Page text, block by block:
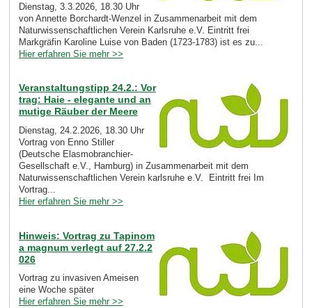
Dienstag, 3.3.2026, 18.30 Uhr
von Annette Borchardt-Wenzel in Zusammenarbeit mit dem
Naturwissenschaftlichen Verein Karlsruhe e.V. Eintritt frei
Markgräfin Karoline Luise von Baden (1723-1783) ist es zu...
Hier erfahren Sie mehr >>
Veranstaltungstipp 24.2.: Vor
trag: Haie - elegante und an
mutige Räuber der Meere
Dienstag, 24.2.2026, 18.30 Uhr
Vortrag von Enno Stiller
(Deutsche Elasmobranchier-
Gesellschaft e.V., Hamburg) in Zusammenarbeit mit dem
Naturwissenschaftlichen Verein karlsruhe e.V. Eintritt frei Im
Vortrag...
Hier erfahren Sie mehr >>
Hinweis: Vortrag zu Tapinom
a magnum verlegt auf 27.2.2
026
Vortrag zu invasiven Ameisen
eine Woche später
Hier erfahren Sie mehr >>